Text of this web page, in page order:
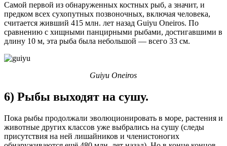
Самой первой из обнаруженных костных рыб, а значит, и
предком всех сухопутных позвоночных, включая человека,
считается живший 415 млн. лет назад Guiyu Oneiros. По
сравнению с хищными панцирными рыбами, достигавшими в
длину 10 м, эта рыба была небольшой — всего 33 см.
Guiyu Oneiros
6) Рыбы выходят на сушу.
Пока рыбы продолжали эволюционировать в море, растения и
животные других классов уже выбрались на сушу (следы
присутствия на ней лишайников и членистоногих